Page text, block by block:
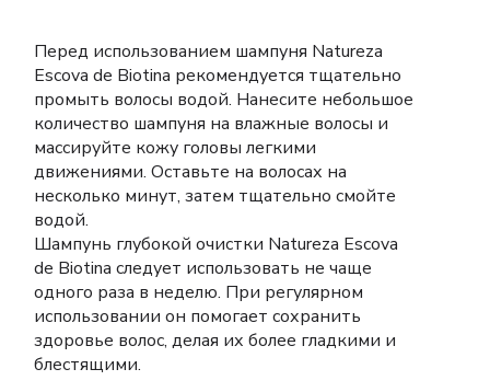
Перед использованием шампуня Natureza
Escova de Biotina рекомендуется тщательно
промыть волосы водой. Нанесите небольшое
количество шампуня на влажные волосы и
массируйте кожу головы легкими
движениями. Оставьте на волосах на
несколько минут, затем тщательно смойте
водой.
Шампунь глубокой очистки Natureza Escova
de Biotina следует использовать не чаще
одного раза в неделю. При регулярном
использовании он помогает сохранить
здоровье волос, делая их более гладкими и
блестящими.